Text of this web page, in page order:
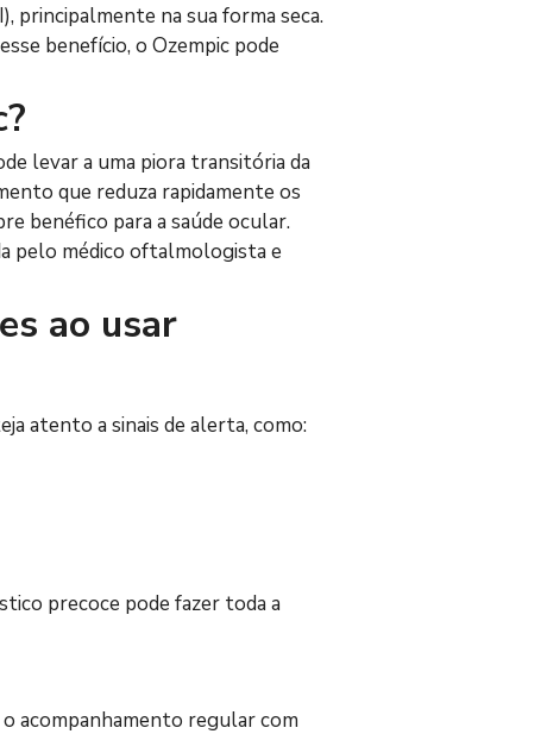
principalmente na sua forma seca.
benefício, o Ozempic pode
levar a uma piora transitória da
que reduza rapidamente os
benéfico para a saúde ocular.
pelo médico oftalmologista e
ao usar
atento a sinais de alerta, como:
precoce pode fazer toda a
acompanhamento regular com